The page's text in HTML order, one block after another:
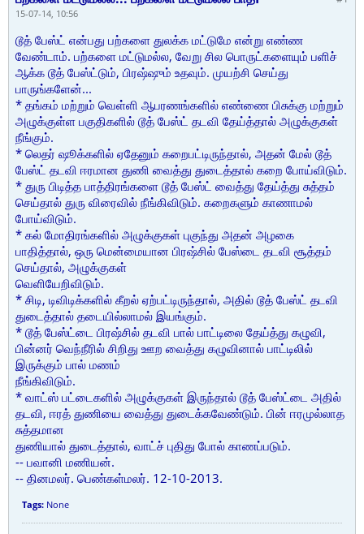
15-07-14, 10:56
டூத் பேஸ்ட் என்பது பற்களை துலக்க மட்டுமே என்று எண்ண
வேண்டாம். பற்களை மட்டுமல்ல, வேறு சில பொருட்களையும் பளிச்
ஆக்க டூத் பேஸ்ட்டும், பிரஷ்ஷும் உதவும். முயற்சி செய்து
பாருங்களேன்...
* தங்கம் மற்றும் வெள்ளி ஆபரணங்களில் எண்ணை பிசுக்கு மற்றும்
அழுக்குள்ள பகுதிகளில் டூத் பேஸ்ட் தடவி தேய்த்தால் அழுக்குகள்
நீங்கும்.
* லெதர் ஷூக்களில் ஏதேனும் கறைபட்டிருந்தால், அதன் மேல் டூத்
பேஸ்ட் தடவி ஈரமான துணி வைத்து துடைத்தால் கறை போய்விடும்.
* துரு பிடித்த பாத்திரங்களை டூத் பேஸ்ட் வைத்து தேய்த்து சுத்தம்
செய்தால் துரு விரைவில் நீங்கிவிடும். கறைகளும் காணாமல்
போய்விடும்.
* கல் மோதிரங்களில் அழுக்குகள் புகுந்து அதன் அழகை
பாதித்தால், ஒரு மென்மையான பிரஷ்சில் பேஸ்டை தடவி சூத்தம்
செய்தால், அழுக்குகள்
வெளியேறிவிடும்.
* சிடி, டிவிடிக்களில் கீறல் ஏற்பட்டிருந்தால், அதில் டூத் பேஸ்ட் தடவி
துடைத்தால் தடையில்லாமல் இயங்கும்.
* டூத் பேஸ்ட்டை பிரஷ்சில் தடவி பால் பாட்டிலை தேய்த்து கழுவி,
பின்னர் வெந்நீரில் சிறிது ஊற வைத்து கழுவினால் பாட்டிலில்
இருக்கும் பால் மணம்
நீங்கிவிடும்.
* வாட்ஸ் பட்டைகளில் அழுக்குகள் இருந்தால் டூத் பேஸ்ட்டை அதில்
தடவி, ஈரத் துணியை வைத்து துடைக்கவேண்டும். பின் ஈரமுல்லாத
சுத்தமான
துணியால் துடைத்தால், வாட்ச் புதிது போல் காணப்படும்.
-- பவானி மணியன்.
-- தினமலர். பெண்கள்மலர். 12-10-2013.
Tags: None